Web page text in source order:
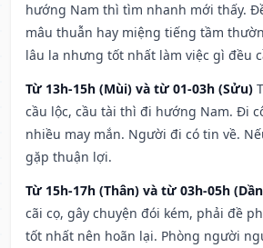
hướng Nam thì tìm nhanh mới thấy.
mâu thuẫn hay miệng tiếng tầm
lâu la nhưng tốt nhất làm việc gì đều
Từ 13h-15h (Mùi) và từ 01-03h (Sửu)
cầu lộc, cầu tài thì đi hướng Nam. Đi
nhiều may mắn. Người đi có tin về.
gặp thuận lợi.
Từ 15h-17h (Thân) và từ 03h-05h
cãi cọ, gây chuyện đói kém, phải đề
tốt nhất nên hoãn lại. Phòng người